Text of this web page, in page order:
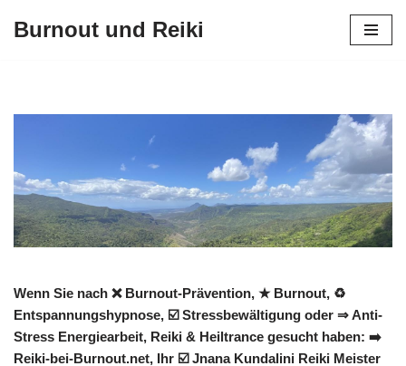
Burnout und Reiki
Wenn Sie nach ❌ Burnout-Prävention, ★ Burnout, ♻
Entspannungshypnose, ☑️ Stressbewältigung oder ⇒ Anti-
Stress Energiearbeit, Reiki & Heiltrance gesucht haben: ➡️
Reiki-bei-Burnout.net, Ihr ☑️ Jnana Kundalini Reiki Meister